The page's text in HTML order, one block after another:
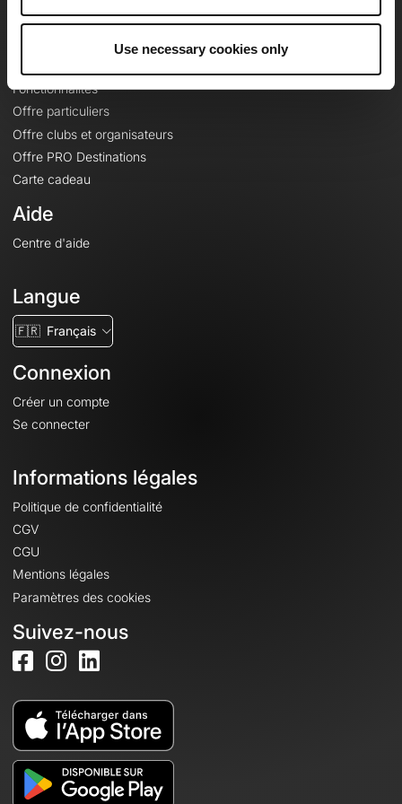
Use necessary cookies only
Fonctionnalités
Offre particuliers
Offre clubs et organisateurs
Offre PRO Destinations
Carte cadeau
Aide
Centre d'aide
Langue
🇫🇷 Français
Connexion
Créer un compte
Se connecter
Informations légales
Politique de confidentialité
CGV
CGU
Mentions légales
Paramètres des cookies
Suivez-nous